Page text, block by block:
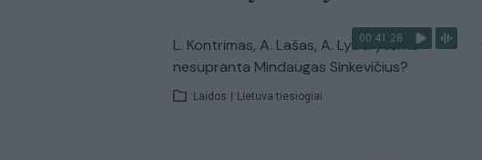
00:41:28
L. Kontrimas, A. Lašas, A. Lyberytė: ko
nesupranta Mindaugas Sinkevičius?
Laidos | Lietuva tiesiogiai